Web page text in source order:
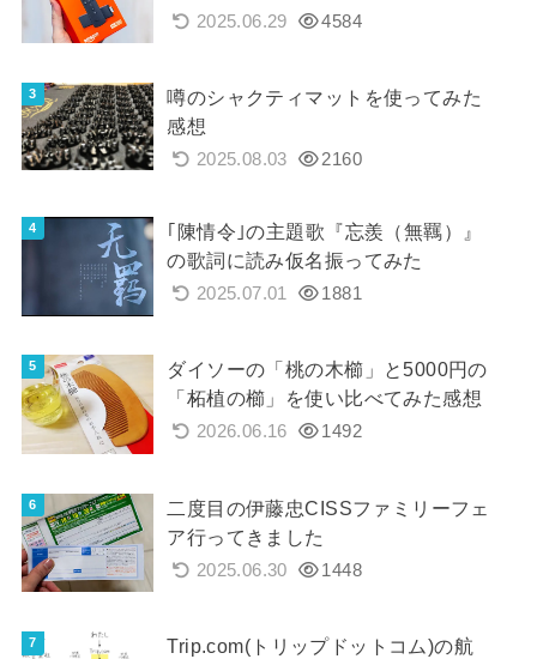
2025.06.29 4584
噂のシャクティマットを使ってみた
感想
2025.08.03 2160
｢陳情令｣の主題歌『忘羨（無羈）』
の歌詞に読み仮名振ってみた
2025.07.01 1881
ダイソーの「桃の木櫛」と5000円の
「柘植の櫛」を使い比べてみた感想
2026.06.16 1492
二度目の伊藤忠CISSファミリーフェ
ア行ってきました
2025.06.30 1448
Trip.com(トリップドットコム)の航